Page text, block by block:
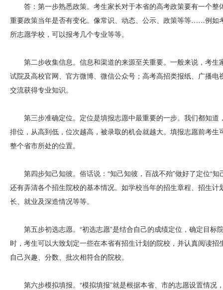
答：第一步熟悉政策。考生家长对于本省的高考政策要有一个
重要政策当年是否有变化。像常识、动态、公示、政策等等……例如
所志愿学校，可以报考几个专业等等。
第二步收集信息。信息和渠道的来源至关重要。一般来说，考
试院及高校官网、官方微博、微信公众号；高考高招类报纸、广播
交流获得专业知识。
第三步准确定位。定位是填报志愿中最重要的一步。我们都知
排位，从高到低，位次越高，被录取的机会就越大。填报志愿前考
整个省市所处的位置。
第四步知己知彼。俗话说：“知己知彼，百战不殆”做好了定位“
还有弄清各个招生院校的基本情况。如学校当年的招生章程、招生
长、就业及深造情况等等。
第五步初选志愿。“初选志愿”是结合自己的成绩定位，确定目
时，考生可以大致划定一些在本省有招生计划的院校，并认真阅读
自己兴趣、分数、批次相符合的院校。
第六步模拟填报。“模拟填报”就是根据本省、市的志愿设置情